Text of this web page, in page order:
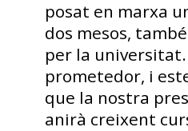
posat en marxa
dos mesos,
per la
prometedor, i
que la nostra
anirà creixent